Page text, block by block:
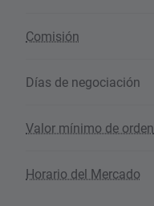
Comisión
Días de negociación
Valor mínimo de orden
Horario del Mercado